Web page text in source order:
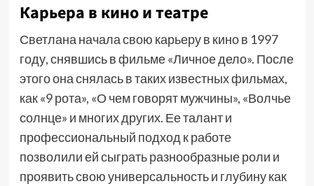
Карьера в кино и театре
Светлана начала свою карьеру в кино в 1997
году, снявшись в фильме «Личное дело». После
этого она снялась в таких известных фильмах,
как «9 рота», «О чем говорят мужчины», «Волчье
солнце» и многих других. Ее талант и
профессиональный подход к работе
позволили ей сыграть разнообразные роли и
проявить свою универсальность и глубину как